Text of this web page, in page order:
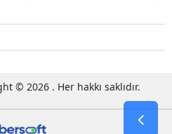
© 2026 . Her hakkı saklıdır.